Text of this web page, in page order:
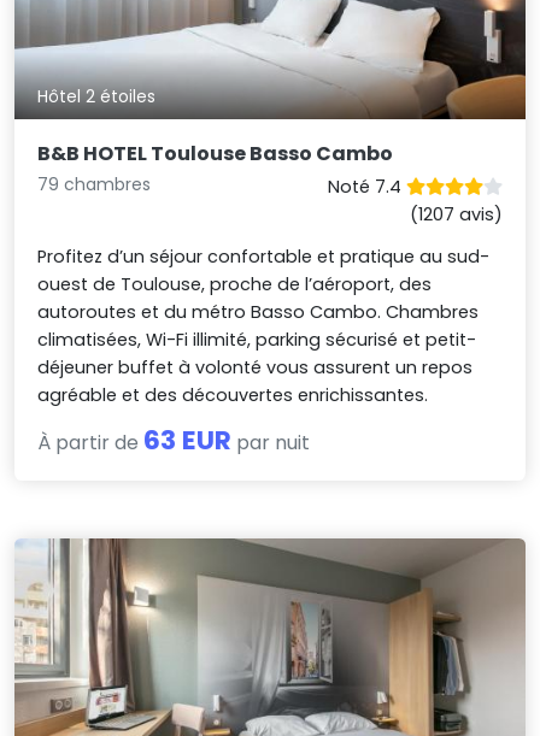
Hôtel 2 étoiles
B&B HOTEL Toulouse Basso Cambo
79 chambres
Noté 7.4
(1207 avis)
Profitez d’un séjour confortable et pratique au sud-
ouest de Toulouse, proche de l’aéroport, des
autoroutes et du métro Basso Cambo. Chambres
climatisées, Wi-Fi illimité, parking sécurisé et petit-
déjeuner buffet à volonté vous assurent un repos
agréable et des découvertes enrichissantes.
À partir de 63 EUR par nuit